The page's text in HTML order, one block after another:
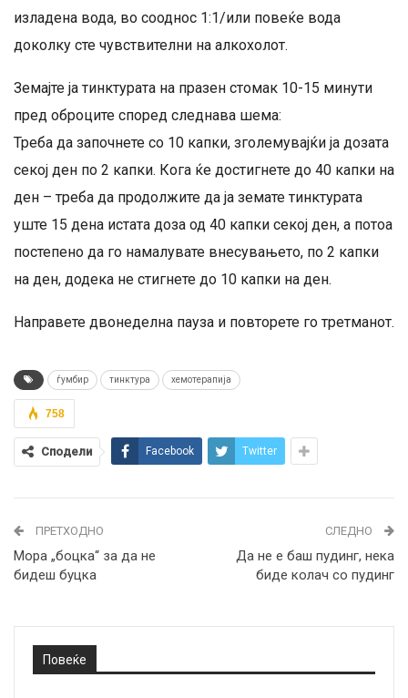
изладена вода, во сооднос 1:1/или повеќе вода
доколку сте чувствителни на алкохолот.
Земајте ја тинктурата на празен стомак 10-15 минути
пред оброците според следнава шема:
Треба да започнете со 10 капки, зголемувајќи ја дозата
секој ден по 2 капки. Кога ќе достигнете до 40 капки на
ден – треба да продолжите да ја земате тинктурата
уште 15 дена истата доза од 40 капки секој ден, а потоа
постепено да го намалувате внесувањето, по 2 капки
на ден, додека не стигнете до 10 капки на ден.
Направете двонеделна пауза и повторете го третманот.
ѓумбир тинктура хемотерапија
758
Сподели Facebook Twitter
ПРЕТХОДНО
Мора „боцка“ за да не
бидеш буцка
СЛЕДНО
Да не е баш пудинг, нека
биде колач со пудинг
Повеќе